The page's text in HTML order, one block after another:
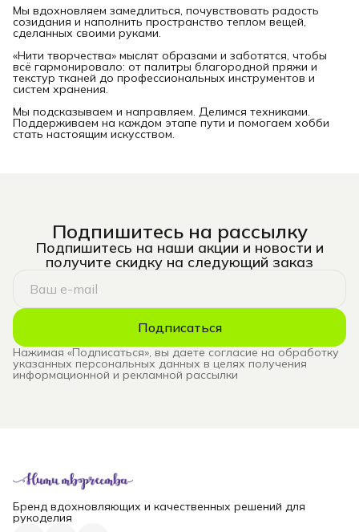
Мы вдохновляем замедлиться, почувствовать радость
созидания и наполнить пространство теплом вещей,
сделанных своими руками.
«Нити творчества» мыслят образами и заботятся, чтобы
всё гармонировало: от палитры благородной пряжи и
текстур тканей до профессиональных инструментов и
систем хранения.
Мы подсказываем и направляем. Делимся техниками.
Поддерживаем на каждом этапе пути и помогаем хобби
стать настоящим искусством.
Подпишитесь на рассылку
Подпишитесь на наши акции и новости и
получите скидку на следующий заказ
Подписаться
Нажимая «Подписаться», вы даете согласие на обработку
указанных персональных данных в целях получения
информационной и рекламной рассылки
Бренд вдохновляющих и качественных решений для
рукоделия